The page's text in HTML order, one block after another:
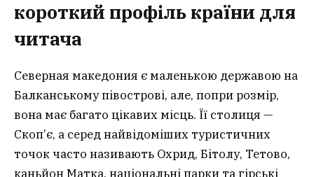
короткий профіль країни для
читача
Северная македония є маленькою державою на
Балканському півострові, але, попри розмір,
вона має багато цікавих місць. Її столиця —
Скоп’є, а серед найвідоміших туристичних
точок часто називають Охрид, Бітолу, Тетово,
каньйон Матка, національні парки та гірські